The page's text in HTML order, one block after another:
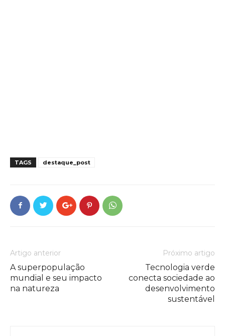
TAGS destaque_post
Artigo anterior
A superpopulação
mundial e seu impacto
na natureza
Próximo artigo
Tecnologia verde
conecta sociedade ao
desenvolvimento
sustentável